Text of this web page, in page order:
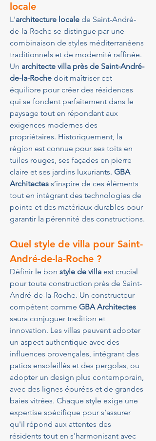
locale
L'architecture locale de Saint-André-
de-la-Roche se distingue par une
combinaison de styles méditerranéens
traditionnels et de modernité raffinée.
Un architecte villa près de Saint-André-
de-la-Roche doit maîtriser cet
équilibre pour créer des résidences
qui se fondent parfaitement dans le
paysage tout en répondant aux
exigences modernes des
propriétaires. Historiquement, la
région est connue pour ses toits en
tuiles rouges, ses façades en pierre
claire et ses jardins luxuriants. GBA
Architectes s’inspire de ces éléments
tout en intégrant des technologies de
pointe et des matériaux durables pour
garantir la pérennité des constructions.
Quel style de villa pour Saint-
André-de-la-Roche ?
Définir le bon style de villa est crucial
pour toute construction près de Saint-
André-de-la-Roche. Un constructeur
compétent comme GBA Architectes
saura conjuguer tradition et
innovation. Les villas peuvent adopter
un aspect authentique avec des
influences provençales, intégrant des
patios ensoleillés et des pergolas, ou
adopter un design plus contemporain,
avec des lignes épurées et de grandes
baies vitrées. Chaque style exige une
expertise spécifique pour s’assurer
qu'il répond aux attentes des
résidents tout en s'harmonisant avec